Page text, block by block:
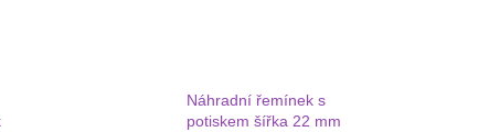
Náhradní řemínek s
potiskem šířka 22 mm